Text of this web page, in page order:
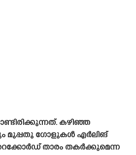
കഴിഞ്ഞ
മുപ്പതു ഗോളുകൾ എർലിങ്
താരം തകർക്കുമെന്ന